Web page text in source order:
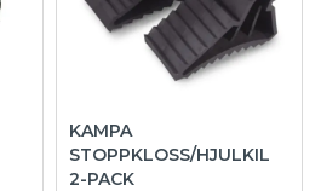
KAMPA
STOPPKLOSS/HJULKIL
2-PACK